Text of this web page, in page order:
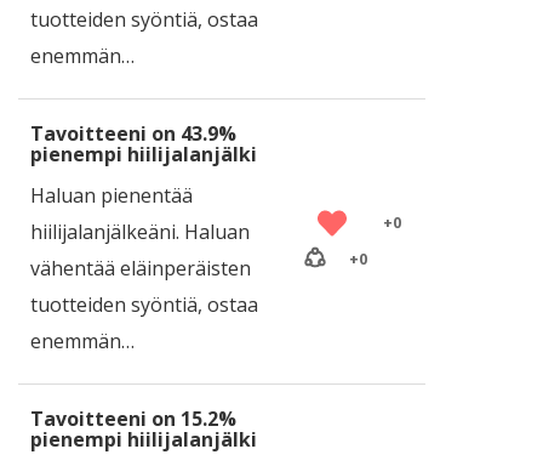
tuotteiden syöntiä, ostaa
enemmän…
Tavoitteeni on 43.9%
pienempi hiilijalanjälki
Haluan pienentää
hiilijalanjälkeäni. Haluan
vähentää eläinperäisten
tuotteiden syöntiä, ostaa
enemmän…
+0
+0
Tavoitteeni on 15.2%
pienempi hiilijalanjälki